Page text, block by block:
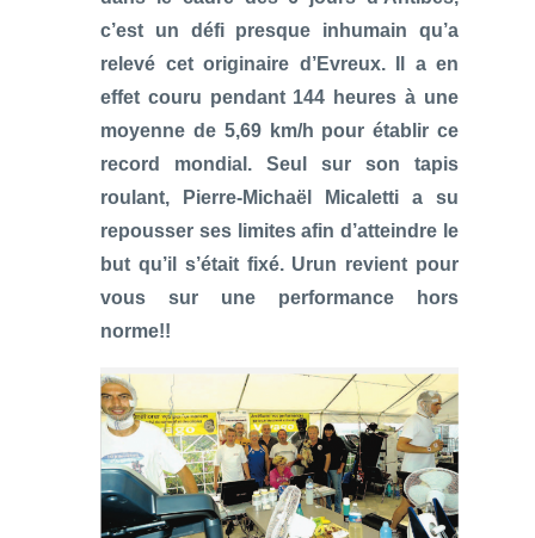
c’est un défi presque inhumain qu’a
relevé cet originaire d’Evreux. Il a en
effet couru pendant 144 heures à une
moyenne de 5,69 km/h pour établir ce
record mondial. Seul sur son tapis
roulant, Pierre-Michaël Micaletti a su
repousser ses limites afin d’atteindre le
but qu’il s’était fixé. Urun revient pour
vous sur une performance hors
norme!!